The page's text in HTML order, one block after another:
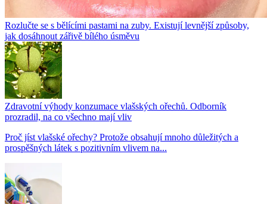
Rozlučte se s bělícími pastami na zuby. Existují levnější způsoby,
jak dosáhnout zářivě bílého úsměvu
Zdravotní výhody konzumace vlašských ořechů. Odborník
prozradil, na co všechno mají vliv
Proč jíst vlašské ořechy? Protože obsahují mnoho důležitých a
prospěšných látek s pozitivním vlivem na...